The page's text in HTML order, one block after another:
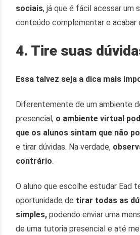
sociais, já que é fácil acessar um
conteúdo complementar e acabar
4. Tire suas
Essa talvez seja a dica mais
Diferentemente de um ambiente
presencial, o ambiente virtual
que os alunos sintam que não
e tirar dúvidas. Na verdade,
contrário.
O aluno que escolhe estudar Ead
oportunidade de tirar todas as
simples,podendo enviar uma
de uma tutoria presencial e até